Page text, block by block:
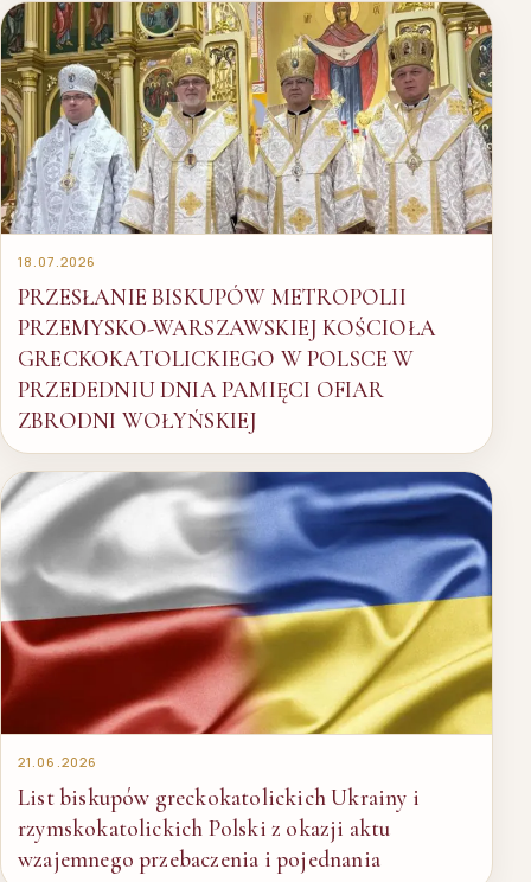
18.07.2026
PRZESŁANIE BISKUPÓW METROPOLII
PRZEMYSKO-WARSZAWSKIEJ KOŚCIOŁA
GRECKOKATOLICKIEGO W POLSCE W
PRZEDEDNIU DNIA PAMIĘCI OFIAR
ZBRODNI WOŁYŃSKIEJ
21.06.2026
List biskupów greckokatolickich Ukrainy i
rzymskokatolickich Polski z okazji aktu
wzajemnego przebaczenia i pojednania